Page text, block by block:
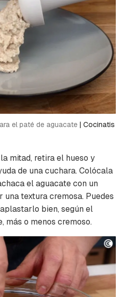
el paté de aguacate | Cocinatis
mitad, retira el hueso y
de una cuchara. Colócala
el aguacate con un
textura cremosa. Puedes
bien, según el
más o menos cremoso.